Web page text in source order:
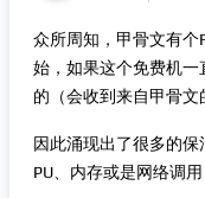
众所周知，甲骨文有个
始，如果这个免费机
的（会收到来自甲骨文
因此涌现出了很多的
PU、内存或是网络调用